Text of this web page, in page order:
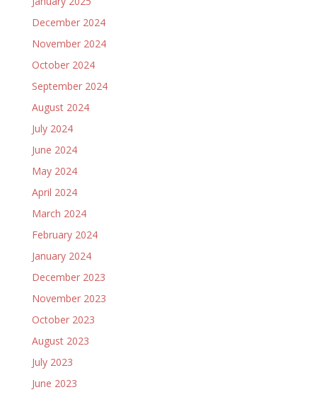
December 2024
November 2024
October 2024
September 2024
August 2024
July 2024
June 2024
May 2024
April 2024
March 2024
February 2024
January 2024
December 2023
November 2023
October 2023
August 2023
July 2023
June 2023